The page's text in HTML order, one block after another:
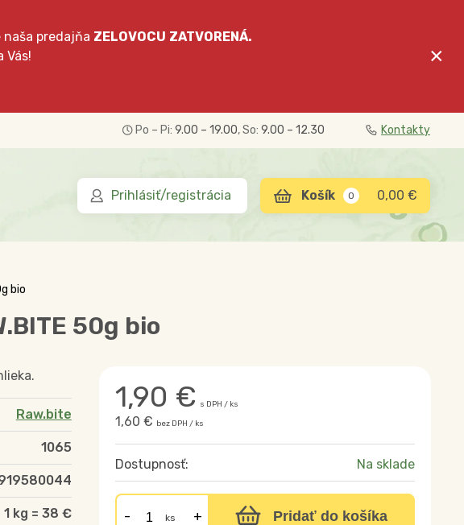
naša predajňa ZELOVOCU ZATVORENÁ.
Vás!
×
Po – Pi: 9.00 – 19.00, So: 9.00 – 12.30 Kontakty
Prihlásiť/registrácia 0,00 €
0
bio
50g bio
1,90 € s DPH / ks
1,60 € bez DPH / ks
Dostupnosť: Na sklade
ks Pridať do košíka
Raw.bite
1065
1 kg = 38 €